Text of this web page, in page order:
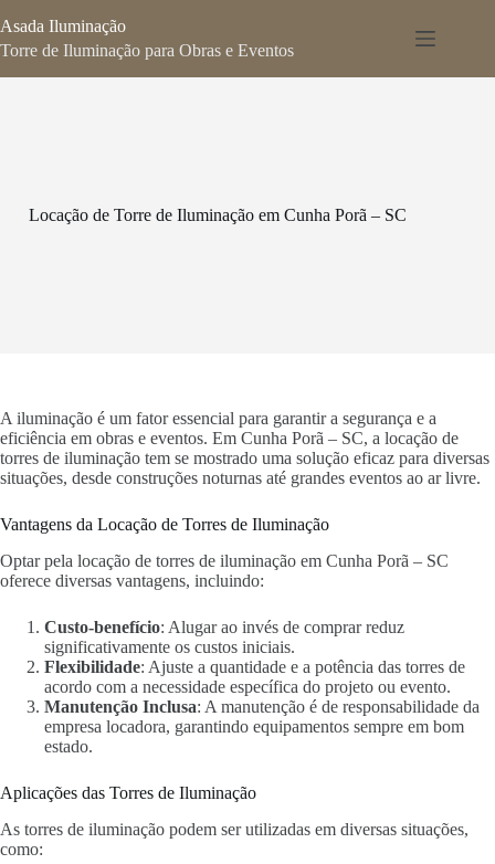
para
o
Asada Iluminação
Torre de Iluminação para Obras e Eventos
Locação de Torre de Iluminação em Cunha Porã – SC
A iluminação é um fator essencial para garantir a segurança e a
eficiência em obras e eventos. Em Cunha Porã – SC, a locação de
torres de iluminação tem se mostrado uma solução eficaz para diversas
situações, desde construções noturnas até grandes eventos ao ar livre.
Vantagens da Locação de Torres de Iluminação
Optar pela locação de torres de iluminação em Cunha Porã – SC
oferece diversas vantagens, incluindo:
Custo-benefício: Alugar ao invés de comprar reduz
significativamente os custos iniciais.
Flexibilidade: Ajuste a quantidade e a potência das torres de
acordo com a necessidade específica do projeto ou evento.
Manutenção Inclusa: A manutenção é de responsabilidade da
empresa locadora, garantindo equipamentos sempre em bom
estado.
Aplicações das Torres de Iluminação
As torres de iluminação podem ser utilizadas em diversas situações,
como: